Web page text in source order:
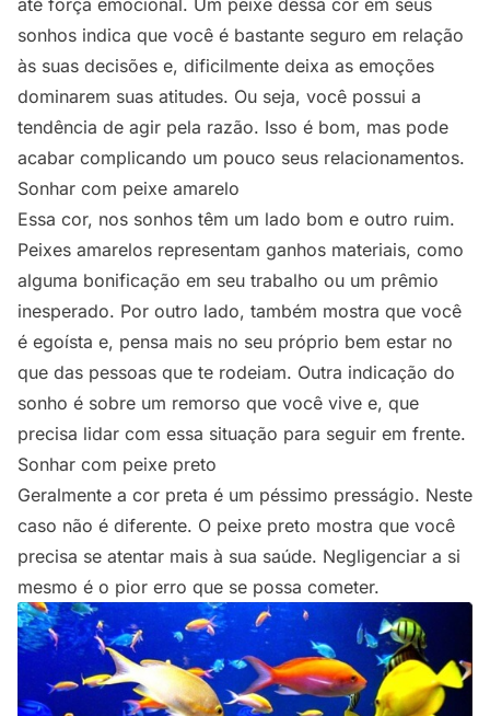
sonhos indica que você é bastante seguro em relação
às suas decisões e, dificilmente deixa as emoções
dominarem suas atitudes. Ou seja, você possui a
tendência de agir pela razão. Isso é bom, mas pode
acabar complicando um pouco seus relacionamentos.
Sonhar com peixe amarelo
Essa cor, nos sonhos têm um lado bom e outro ruim.
Peixes amarelos representam ganhos materiais, como
alguma bonificação em seu trabalho ou um prêmio
inesperado. Por outro lado, também mostra que você
é egoísta e, pensa mais no seu próprio bem estar no
que das pessoas que te rodeiam. Outra indicação do
sonho é sobre um remorso que você vive e, que
precisa lidar com essa situação para seguir em frente.
Sonhar com peixe preto
Geralmente a cor preta é um péssimo presságio. Neste
caso não é diferente. O peixe preto mostra que você
precisa se atentar mais à sua saúde. Negligenciar a si
mesmo é o pior erro que se possa cometer.